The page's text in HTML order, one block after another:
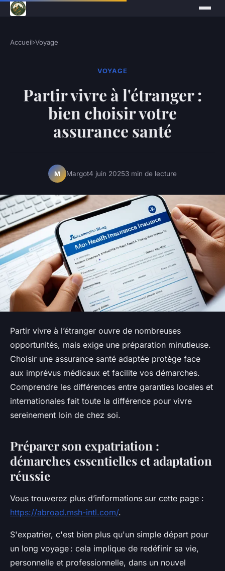
Accueil›Voyage
VOYAGE
Partir vivre à l'étranger :
bien choisir votre
assurance santé
M Margot4 juin 20253 min de lecture
Partir vivre à l’étranger ouvre de nombreuses
opportunités, mais exige une préparation minutieuse.
Choisir une assurance santé adaptée protège face
aux imprévus médicaux et facilite vos démarches.
Comprendre les différences entre garanties locales et
internationales fait toute la différence pour vivre
sereinement loin de chez soi.
Préparer son expatriation :
démarches essentielles et adaptation
réussie
Vous trouverez plus d’informations sur cette page :
https://abroad.msh-intl.com/.
S'expatrier, c'est bien plus qu'un simple départ pour
un long voyage : cela implique de redéfinir sa vie,
personnelle et professionnelle, dans un nouvel